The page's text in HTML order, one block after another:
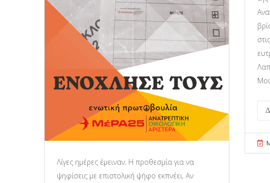
Λίγες ημέρες έμειναν. Η προθεσμία για να
ψηφίσεις με επιστολική ψήφο εκπνέει. Αν